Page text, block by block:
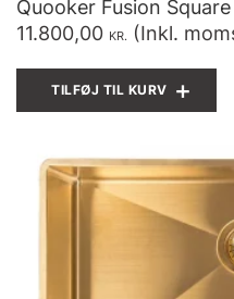
Quooker Fusion
11.800,00 KR. (Inkl.
TILFØJ TIL KURV